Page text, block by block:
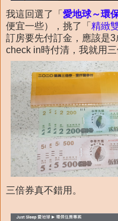
我這回選了「 愛地球～環
便宜一些），挑了「 精緻
訂房要先付訂金，應該是
check in時付清，我就用三
三倍券真不錯用。